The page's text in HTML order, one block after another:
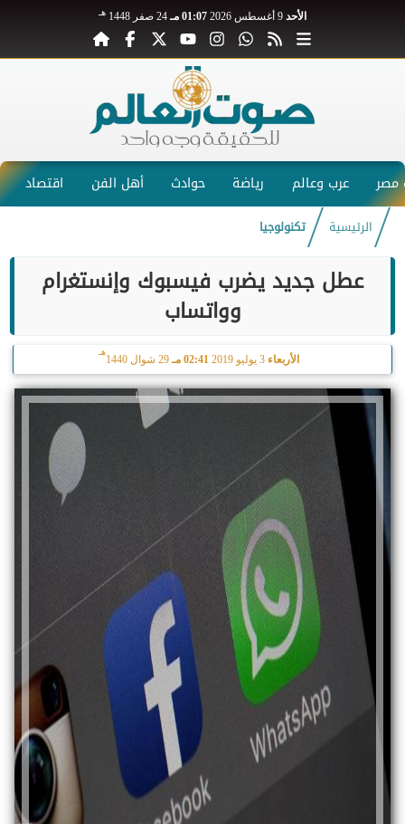
الأحد 01:07 مـ 24 صفر 1448 هـ
عرب وعالم رياضة حوادث أهل الفن اقتصاد
الرئيسية تكنولوجيا
عطل جديد يضرب فيسبوك وإنستغرام
وواتساب
الأربعاء 02:41 مـ 29 شوال 1440
هـ